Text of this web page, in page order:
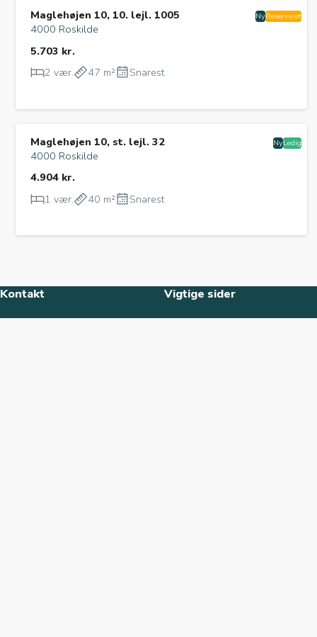
NyReserveret
Maglehøjen 10, 10. lejl. 1005
4000 Roskilde
5.703 kr.
2 vær.
47 m² Snarest
NyLedig
Maglehøjen 10, st. lejl. 32
4000 Roskilde
4.904 kr.
1 vær.
40 m² Snarest
Kontakt
Kridtsløjfen 6, 1. tv.
Vigtige sider
For boligsøgende